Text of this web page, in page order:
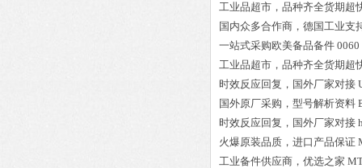
工业品超市，品种齐全货期超
国内众多合作商，德国工业支
一站式采购欧美备品备件 0060
工业品超市，品种齐全货期超
时效反应回复，国外厂家对接
国外原厂采购，型号解析资料
时效反应回复，国外厂家对接
火爆原装品质，进口产品保证
工业备件供应商，优选之家